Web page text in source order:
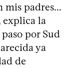
mis padres...
explica la
por Sud
ya
de